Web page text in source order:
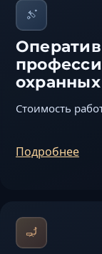
Стоимость
Подробнее